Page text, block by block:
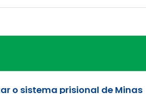
o sistema prisional de Minas